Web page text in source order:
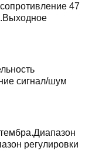
47
сигнал/шум
регулировки